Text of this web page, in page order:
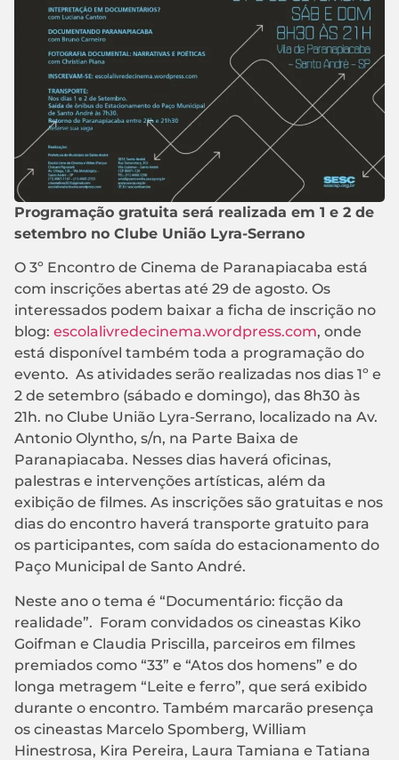
Programação gratuita será realizada em 1 e 2 de
setembro no Clube União Lyra-Serrano
O 3º Encontro de Cinema de Paranapiacaba está
com inscrições abertas até 29 de agosto. Os
interessados podem baixar a ficha de inscrição no
blog: escolalivredecinema.wordpress.com, onde
está disponível também toda a programação do
evento. As atividades serão realizadas nos dias 1º e
2 de setembro (sábado e domingo), das 8h30 às
21h. no Clube União Lyra-Serrano, localizado na Av.
Antonio Olyntho, s/n, na Parte Baixa de
Paranapiacaba. Nesses dias haverá oficinas,
palestras e intervenções artísticas, além da
exibição de filmes. As inscrições são gratuitas e nos
dias do encontro haverá transporte gratuito para
os participantes, com saída do estacionamento do
Paço Municipal de Santo André.
Neste ano o tema é “Documentário: ficção da
realidade”. Foram convidados os cineastas Kiko
Goifman e Claudia Priscilla, parceiros em filmes
premiados como “33” e “Atos dos homens” e do
longa metragem “Leite e ferro”, que será exibido
durante o encontro. Também marcarão presença
os cineastas Marcelo Spomberg, William
Hinestrosa, Kira Pereira, Laura Tamiana e Tatiana